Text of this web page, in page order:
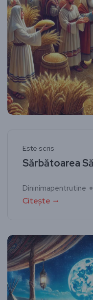
Este scris
Sărbătoarea
Dininimapentrutine
Citește